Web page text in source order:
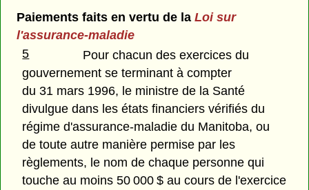
Paiements faits en vertu de la Loi sur
l'assurance-maladie
5
Pour chacun des exercices du
gouvernement se terminant à compter
du 31 mars 1996, le ministre de la Santé
divulgue dans les états financiers vérifiés du
régime d'assurance-maladie du Manitoba, ou
de toute autre manière permise par les
règlements, le nom de chaque personne qui
touche au moins 50 000 $ au cours de l'exercice